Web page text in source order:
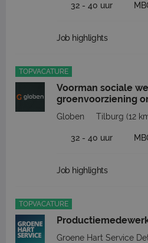
32 - 40 uur
Job highlights
TOPVACATURE
Voorman sociale
groenvoorziening
Globen Tilburg (12
32 - 40 uur
Job highlights
TOPVACATURE
Groene Hart Service